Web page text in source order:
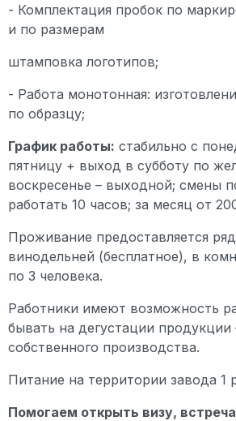
- Комплектация пробок по
и по размерам
штамповка логотипов;
- Работа монотонная:
по образцу;
График работы: стабильно с
пятницу + выход в субботу по
воскресенье – выходной; смены
работать 10 часов; за месяц от
Проживание предоставляется
винодельней (бесплатное), в
по 3 человека.
Работники имеют возможность
бывать на дегустации продукции
собственного производства.
Питание на территории завода 1
Помогаем открыть визу,